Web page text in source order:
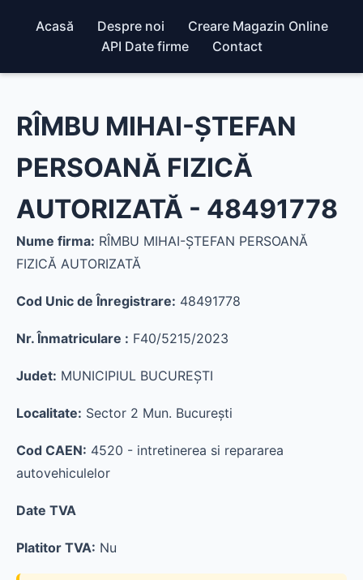
Acasă Despre noi
Creare Magazin Online
API Date firme
Contact
RÎMBU MIHAI-ŞTEFAN
PERSOANĂ FIZICĂ
AUTORIZATĂ - 48491778
Nume firma: RÎMBU MIHAI-ŞTEFAN PERSOANĂ
FIZICĂ AUTORIZATĂ
Cod Unic de Înregistrare: 48491778
Nr. Înmatriculare : F40/5215/2023
Judet: MUNICIPIUL BUCUREŞTI
Localitate: Sector 2 Mun. Bucureşti
Cod CAEN: 4520 - intretinerea si repararea
autovehiculelor
Date TVA
Platitor TVA: Nu